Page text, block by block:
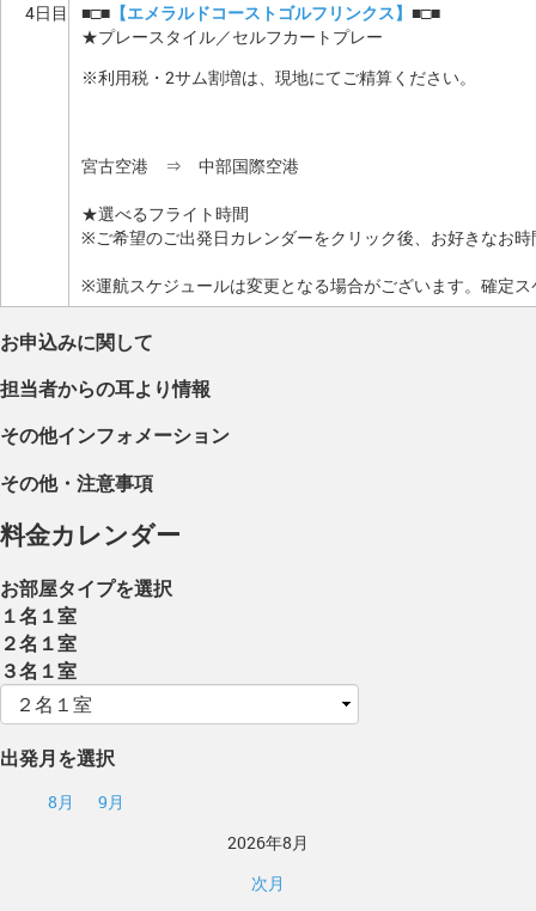
4日目 ■□■ 【エメラルドコーストゴルフリンクス】 ■□■
★プレースタイル／セルフカートプレー
※利用税・2サム割増は、現地にてご精算ください。
宮古空港 ⇒ 中部国際空港
★選べるフライト時間
※ご希望のご出発日カレンダーをクリック後、お好きなお
※運航スケジュールは変更となる場合がございます。確定
お申込みに関して
担当者からの耳より情報
その他インフォメーション
その他・注意事項
料金カレンダー
お部屋タイプを選択
１名１室
２名１室
３名１室
出発月を選択
8月
9月
2026年8月
次月